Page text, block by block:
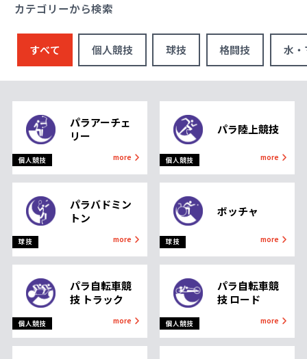
カテゴリーから検索
すべて 個人競技 球技 格闘技 水・
個人競技
パラアーチェ
リー
more 個人競技
パラ陸上競技
more
球技
パラバドミン
トン
more 球技
ボッチャ
more
個人競技
パラ自転車競
技 トラック
more 個人競技
パラ自転車競
技 ロード
more